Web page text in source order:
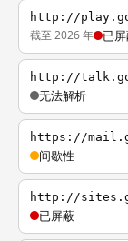
http://
截至 2026 年 已
http://
无法解析
https://
间歇性
http://
已屏蔽